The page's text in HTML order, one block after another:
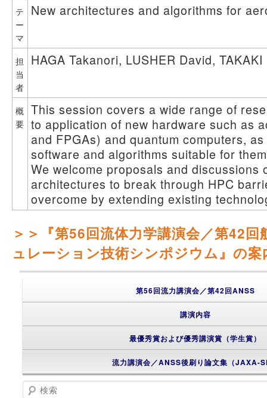
テ
ー
マ
New architectures and algorithms for
担
当
者
HAGA Takanori, LUSHER David,
概
要
This session covers a wide range of
to application of new hardware such as
and FPGAs) and quantum computers,
software and algorithms suitable for
We welcome proposals and discussions
architectures to break through HPC
overcome by extending existing
＞＞『第56回流体力学講演会／第42
ュレーション技術シンポジウム』の案
第56回流力講演会／第42回ANSS
講演内容
最優秀賞および優秀講演賞（学生賞）
流力講演会／ANSS後刷り論文集（JAXA-
検索